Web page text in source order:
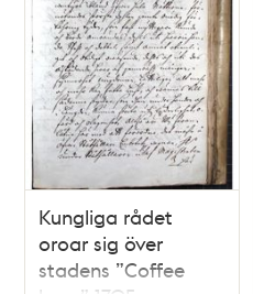
Kungliga rådet
oroar sig över
stadens ”Coffee